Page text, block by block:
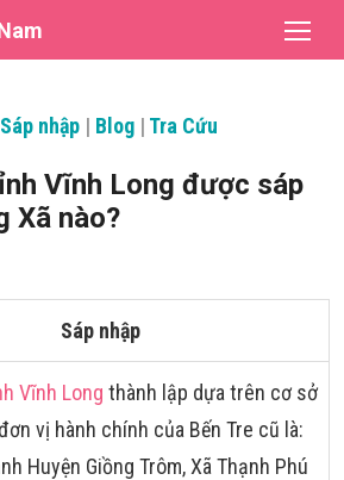
Sáp nhập | Blog | Tra Cứu
Vĩnh Long được sáp
Xã nào?
Sáp nhập
Vĩnh Long thành lập dựa trên cơ sở
vị hành chính của Bến Tre cũ là:
Huyện Giồng Trôm, Xã Thạnh Phú